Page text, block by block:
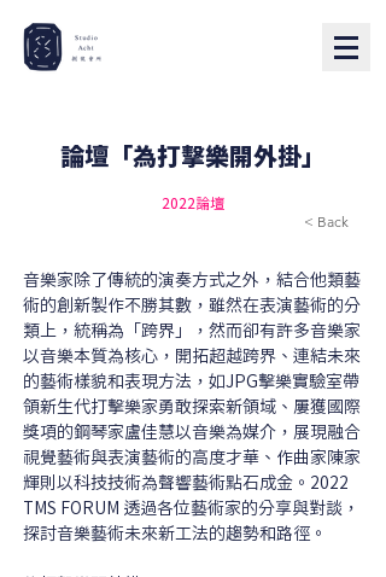
論壇「為打擊樂開外掛」
2022論壇
< Back
音樂家除了傳統的演奏方式之外，結合他類藝
術的創新製作不勝其數，雖然在表演藝術的分
類上，統稱為「跨界」，然而卻有許多音樂家
以音樂本質為核心，開拓超越跨界、連結未來
的藝術樣貌和表現方法，如JPG擊樂實驗室帶
領新生代打擊樂家勇敢探索新領域、屢獲國際
獎項的鋼琴家盧佳慧以音樂為媒介，展現融合
視覺藝術與表演藝術的高度才華、作曲家陳家
輝則以科技技術為聲響藝術點石成金。2022
TMS FORUM 透過各位藝術家的分享與對談，
探討音樂藝術未來新工法的趨勢和路徑。